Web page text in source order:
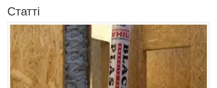
Статті